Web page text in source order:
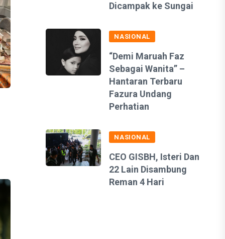
Dicampak ke Sungai
NASIONAL
“Demi Maruah Faz
Sebagai Wanita” –
Hantaran Terbaru
Fazura Undang
Perhatian
NASIONAL
CEO GISBH, Isteri Dan
22 Lain Disambung
Reman 4 Hari